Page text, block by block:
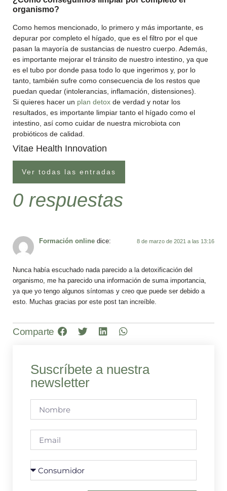
organismo?
Como hemos mencionado, lo primero y más importante, es
depurar por completo el hígado, que es el filtro por el que
pasan la mayoría de sustancias de nuestro cuerpo. Además,
es importante mejorar el tránsito de nuestro intestino, ya que
es el tubo por donde pasa todo lo que ingerimos y, por lo
tanto, también sufre como consecuencia de los restos que
puedan quedar (intolerancias, inflamación, distensiones).
Si quieres hacer un plan detox de verdad y notar los
resultados, es importante limpiar tanto el hígado como el
intestino, así como cuidar de nuestra microbiota con
probióticos de calidad.
Vitae Health Innovation
Ver todas las entradas
0 respuestas
Formación online dice: 8 de marzo de 2021 a las 13:16
Nunca había escuchado nada parecido a la detoxificación del
organismo, me ha parecido una información de suma importancia,
ya que yo tengo algunos síntomas y creo que puede ser debido a
esto. Muchas gracias por este post tan increíble.
Comparte
Suscríbete a nuestra
newsletter